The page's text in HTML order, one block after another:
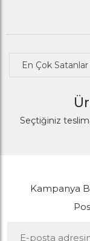
Seçtiğiniz
Kampanya